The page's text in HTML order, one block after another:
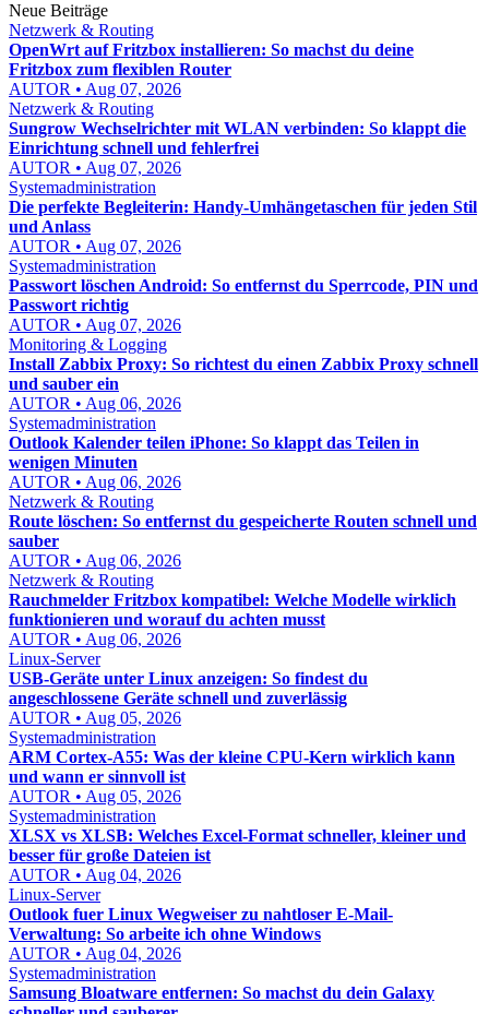
Neue Beiträge
Netzwerk & Routing
OpenWrt auf Fritzbox installieren: So machst du deine
Fritzbox zum flexiblen Router
AUTOR • Aug 07, 2026
Netzwerk & Routing
Sungrow Wechselrichter mit WLAN verbinden: So klappt die
Einrichtung schnell und fehlerfrei
AUTOR • Aug 07, 2026
Systemadministration
Die perfekte Begleiterin: Handy-Umhängetaschen für jeden Stil
und Anlass
AUTOR • Aug 07, 2026
Systemadministration
Passwort löschen Android: So entfernst du Sperrcode, PIN und
Passwort richtig
AUTOR • Aug 07, 2026
Monitoring & Logging
Install Zabbix Proxy: So richtest du einen Zabbix Proxy schnell
und sauber ein
AUTOR • Aug 06, 2026
Systemadministration
Outlook Kalender teilen iPhone: So klappt das Teilen in
wenigen Minuten
AUTOR • Aug 06, 2026
Netzwerk & Routing
Route löschen: So entfernst du gespeicherte Routen schnell und
sauber
AUTOR • Aug 06, 2026
Netzwerk & Routing
Rauchmelder Fritzbox kompatibel: Welche Modelle wirklich
funktionieren und worauf du achten musst
AUTOR • Aug 06, 2026
Linux-Server
USB-Geräte unter Linux anzeigen: So findest du
angeschlossene Geräte schnell und zuverlässig
AUTOR • Aug 05, 2026
Systemadministration
ARM Cortex-A55: Was der kleine CPU-Kern wirklich kann
und wann er sinnvoll ist
AUTOR • Aug 05, 2026
Systemadministration
XLSX vs XLSB: Welches Excel-Format schneller, kleiner und
besser für große Dateien ist
AUTOR • Aug 04, 2026
Linux-Server
Outlook fuer Linux Wegweiser zu nahtloser E-Mail-
Verwaltung: So arbeite ich ohne Windows
AUTOR • Aug 04, 2026
Systemadministration
Samsung Bloatware entfernen: So machst du dein Galaxy